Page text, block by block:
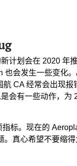
计划会在 2020 年
也会发生一些变化
CA 经常会出现报
会有一些动作，为
标。现在的
真心希望不要缩